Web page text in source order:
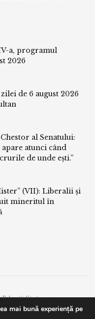
a, programul
2026
de 6 august 2026
al Senatului:
apare atunci când
de unde ești.”
(VII): Liberalii și
mineritul în
mai bună experiență pe